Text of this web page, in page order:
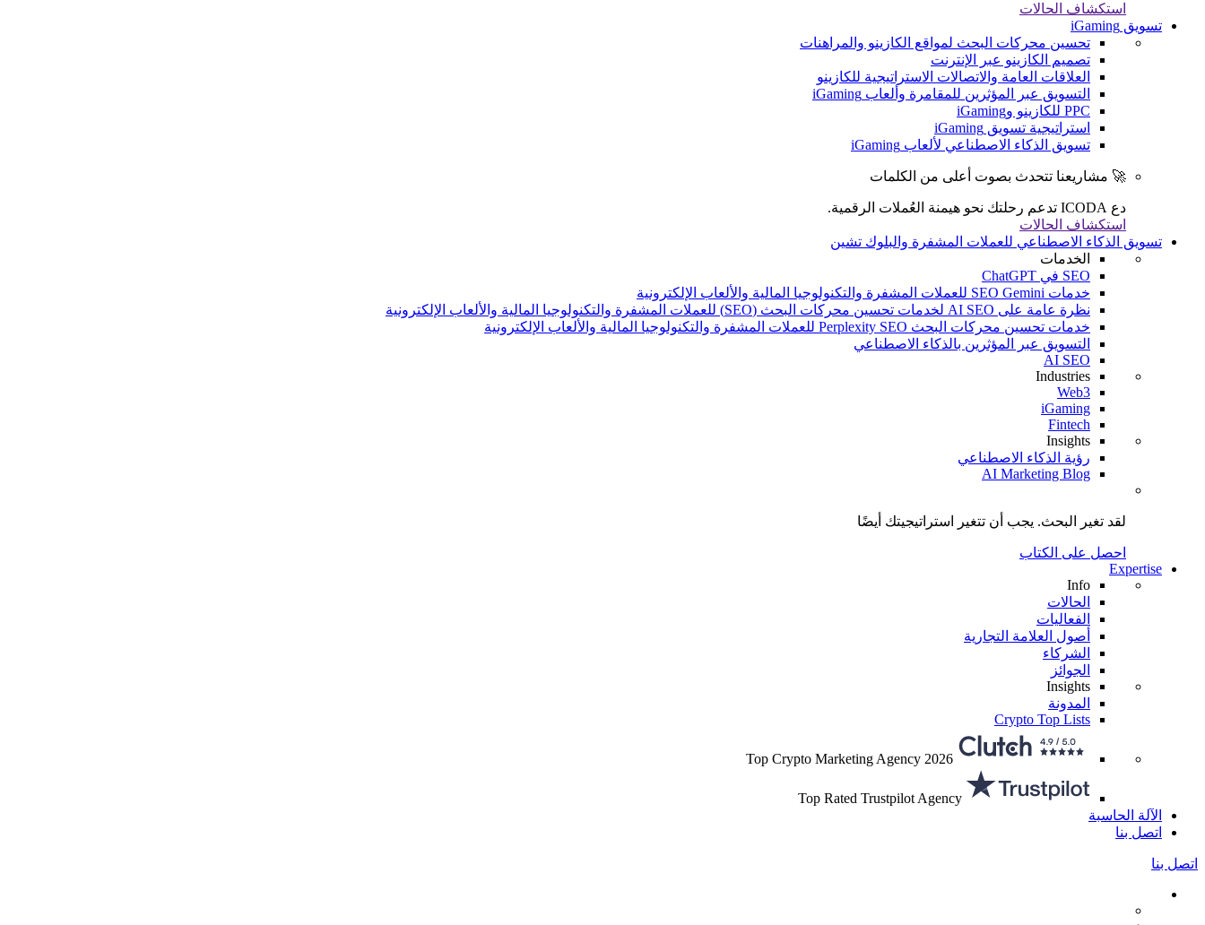
استكشاف الحالات
تسويق iGaming
تحسين محركات البحث لمواقع الكازينو والمراهنات
تصميم الكازينو عبر الإنترنت
العلاقات العامة والاتصالات الاستراتيجية للكازينو
التسويق عبر المؤثرين للمقامرة وألعاب iGaming
PPC للكازينو وiGaming
استراتيجية تسويق iGaming
تسويق الذكاء الاصطناعي لألعاب iGaming
🚀 مشاريعنا تتحدث بصوت أعلى من الكلمات
دع ICODA تدعم رحلتك نحو هيمنة العُملات الرقمية.
استكشاف الحالات
تسويق الذكاء الاصطناعي للعملات المشفرة والبلوك تشين
الخدمات
SEO في ChatGPT
خدمات SEO Gemini للعملات المشفرة والتكنولوجيا المالية والألعاب الإلكترونية
نظرة عامة على AI SEO لخدمات تحسين محركات البحث (SEO) للعملات المشفرة والتكنولوجيا المالية والألعاب الإلكترونية
خدمات تحسين محركات البحث Perplexity SEO للعملات المشفرة والتكنولوجيا المالية والألعاب الإلكترونية
التسويق عبر المؤثرين بالذكاء الاصطناعي
AI SEO
Industries
Web3
iGaming
Fintech
Insights
رؤية الذكاء الاصطناعي
AI Marketing Blog
لقد تغير البحث. يجب أن تتغير استراتيجيتك أيضًا
احصل على الكتاب
Expertise
Info
الحالات
الفعاليات
أصول العلامة التجارية
الشركاء
الجوائز
Insights
المدونة
Crypto Top Lists
Top Crypto Marketing Agency 2026
Top Rated Trustpilot Agency
الآلة الحاسبة
اتصل بنا
اتصل بنا